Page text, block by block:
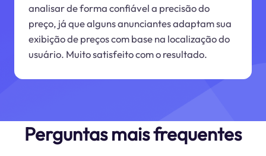
analisar de forma confiável a precisão do
preço, já que alguns anunciantes adaptam sua
exibição de preços com base na localização do
usuário. Muito satisfeito com o resultado.
Perguntas mais frequentes